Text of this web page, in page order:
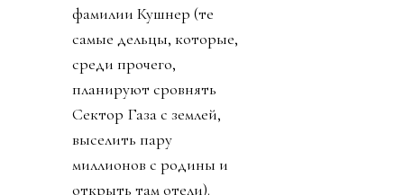
фамилии Кушнер (те
самые дельцы, которые,
среди прочего,
планируют сровнять
Сектор Газа с землей,
выселить пару
миллионов с родины и
открыть там отели).